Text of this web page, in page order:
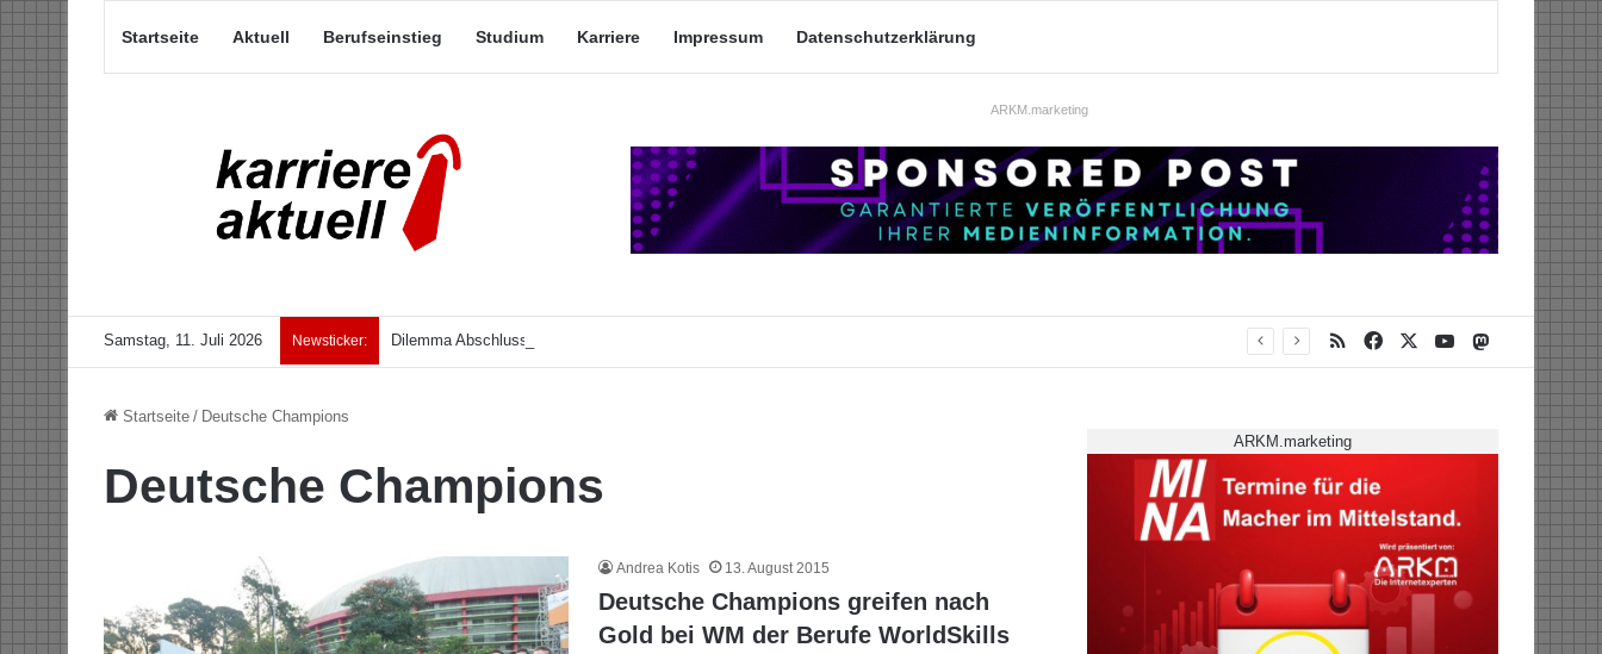
Startseite Aktuell Berufseinstieg Studium Karriere Impressum Datenschutzerklärung
ARKM.marketing
Samstag, 11. Juli 2026 Newsticker: Dilemma Abschlussarbeit: Was taugt die akademische Schützenhilfe? RSS Facebook YouTubeMastodon
Startseite / Deutsche Champions
Deutsche Champions
Andrea Kotis 13. August 2015
Deutsche Champions greifen nach
Gold bei WM der Berufe WorldSkills
ARKM.marketing